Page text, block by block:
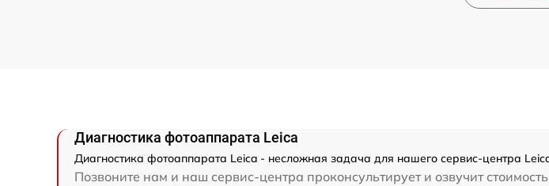
Диагностика фотоаппарата Leica
Диагностика фотоаппарата Leica - несложная задача для нашего сервис-центра
Позвоните нам и наш сервис-центра проконсультирует и озвучит